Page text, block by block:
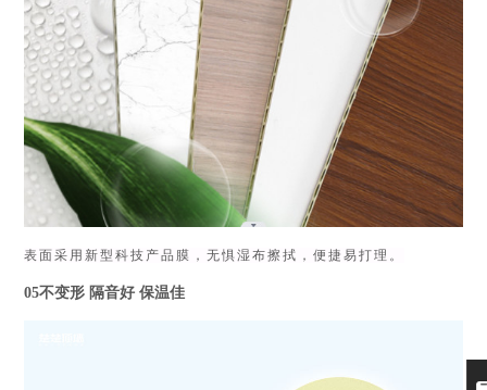
表面采用新型科技产品膜，无惧湿布擦拭，便捷易打理。
05不变形 隔音好 保温佳